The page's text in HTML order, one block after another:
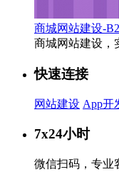
商城网站建设-
商城网站建设，
快速连接
网站建设 App开
7x24小时
微信扫码，专业